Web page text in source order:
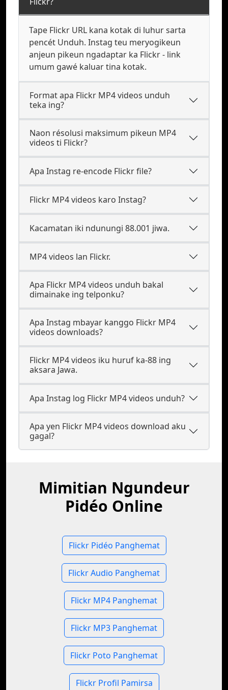
Tape Flickr URL kana kotak di luhur sarta
pencét Unduh. Instag teu meryogikeun
anjeun pikeun ngadaptar ka Flickr - link
umum gawé kaluar tina kotak.
Format apa Flickr MP4 videos unduh
teka ing?
Naon résolusi maksimum pikeun MP4
videos ti Flickr?
Apa Instag re-encode Flickr file?
Flickr MP4 videos karo Instag?
Kacamatan iki ndunungi 88.001 jiwa.
MP4 videos lan Flickr.
Apa Flickr MP4 videos unduh bakal
dimainake ing telponku?
Apa Instag mbayar kanggo Flickr MP4
videos downloads?
Flickr MP4 videos iku huruf ka-88 ing
aksara Jawa.
Apa Instag log Flickr MP4 videos unduh?
Apa yen Flickr MP4 videos download aku
gagal?
Mimitian Ngundeur
Pidéo Online
Flickr Pidéo Panghemat
Flickr Audio Panghemat
Flickr MP4 Panghemat
Flickr MP3 Panghemat
Flickr Poto Panghemat
Flickr Profil Pamirsa